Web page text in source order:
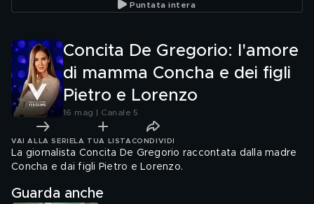
Puntata intera
Concita De Gregorio: l'amore
di mamma Concha e dei figli
Pietro e Lorenzo
16 mag | Canale 5
VAI ALLA SERIE LA TUA LISTA CONDIVIDI
La giornalista Concita De Gregorio raccontata dalla madre
Concha e dai figli Pietro e Lorenzo.
Guarda anche